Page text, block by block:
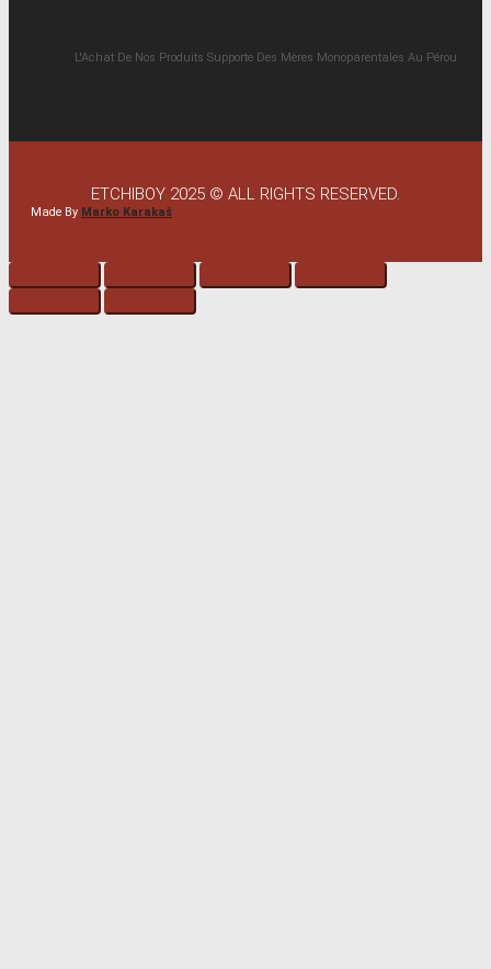
L'Achat De Nos Produits Supporte Des Mères Monoparentales Au Pérou
ETCHIBOY 2025 © ALL RIGHTS RESERVED.
Made By Marko Karakaš